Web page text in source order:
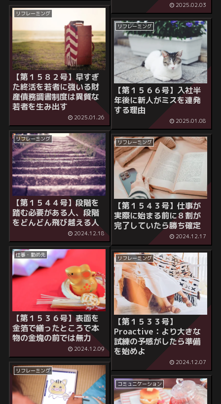
2025.02.03
リフレーミング
【第１５８２号】早すぎ
た終活を若者に強いる財
産債務調書制度は異質な
若者を生み出す
2025.01.26
リフレーミング
【第１５６６号】入社半
年後に新人がミスを連発
する理由
2025.01.08
リフレーミング
【第１５４４号】段階を
踏む必要がある人、段階
をどんどん飛び越える人
2024.12.18
リフレーミング
【第１５４３号】仕事が
実際に始まる前に８割が
完了していたら勝ち確定
2024.12.17
仕事・勤め先
【第１５３６号】表面を
金箔で繕ったところで本
物の金塊の前では無力
2024.12.09
リフレーミング
【第１５３３号】
Proactive：より大きな
試練の予感がしたら準備
を始めよ
2024.12.07
リフレーミング
コミュニケーション